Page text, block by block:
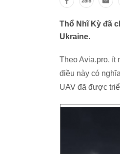
Thổ Nhĩ Kỳ đã
Ukraine.
Theo Avia.pro, ít
điều này có
UAV đã được